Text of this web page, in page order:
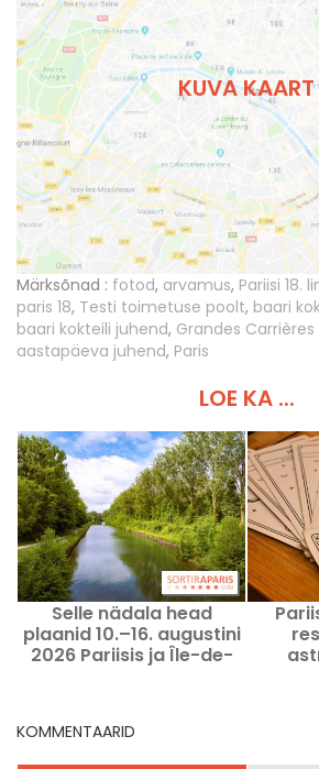
KUVA KAART
Märksõnad : fotod, arvamus, Pariisi 18.
paris 18, Testi toimetuse poolt, baari
baari kokteili juhend, Grandes
aastapäeva juhend, Paris
LOE KA ...
Selle nädala head
plaanid 10.–16. augustini
2026 Pariisis ja Île-de-
KOMMENTAARID